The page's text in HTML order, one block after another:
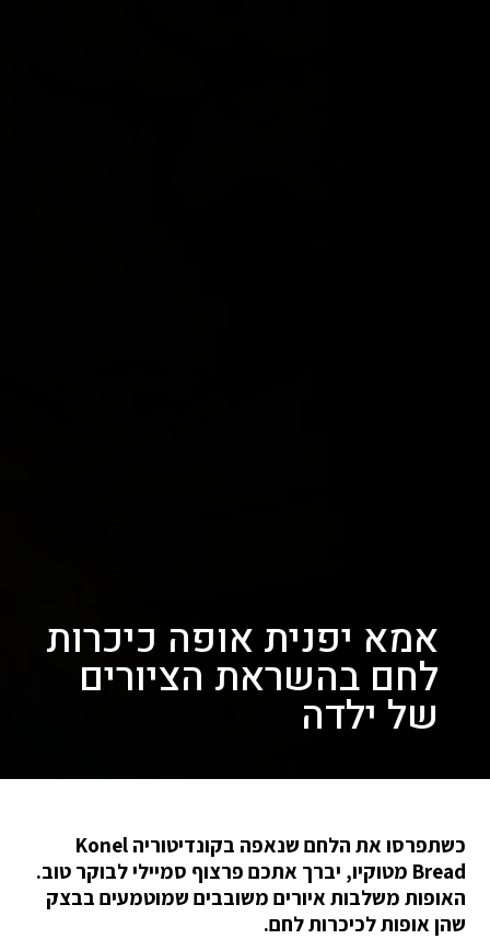
אמא יפנית אופה כיכרות
לחם בהשראת הציורים
של ילדה
כשתפרסו את הלחם שנאפה בקונדיטוריה Konel
Bread מטוקיו, יברך אתכם פרצוף סמיילי לבוקר טוב.
האופות משלבות איורים משובבים שמוטמעים בבצק
שהן אופות לכיכרות לחם.